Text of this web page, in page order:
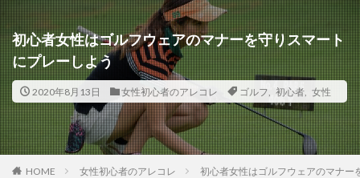
初心者女性はゴルフウェアのマナーを守りスマート
にプレーしよう
2020年8月13日 女性初心者のアレコレ ゴルフ 初心者, 女性
HOME 女性初心者のアレコレ 初心者女性はゴルフウェアのマナー